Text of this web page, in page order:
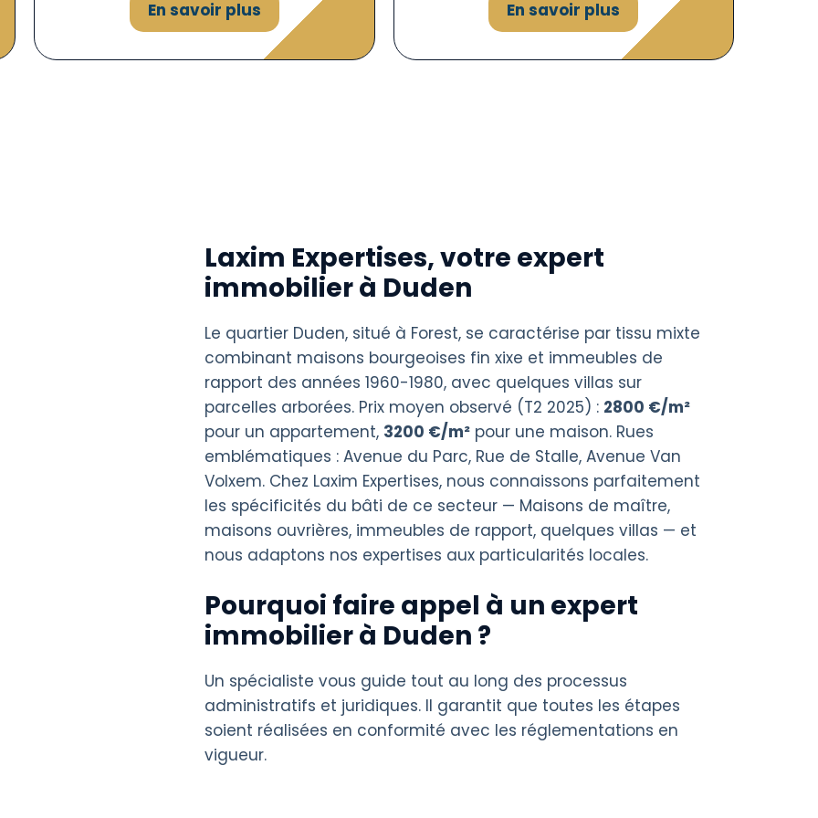
En savoir plus En savoir plus
Laxim Expertises, votre expert
immobilier à Duden
Le quartier Duden, situé à Forest, se caractérise par tissu mixte
combinant maisons bourgeoises fin xixe et immeubles de
rapport des années 1960-1980, avec quelques villas sur
parcelles arborées. Prix moyen observé (T2 2025) : 2800 €/m²
pour un appartement, 3200 €/m² pour une maison. Rues
emblématiques : Avenue du Parc, Rue de Stalle, Avenue Van
Volxem. Chez Laxim Expertises, nous connaissons parfaitement
les spécificités du bâti de ce secteur — Maisons de maître,
maisons ouvrières, immeubles de rapport, quelques villas — et
nous adaptons nos expertises aux particularités locales.
Pourquoi faire appel à un expert
immobilier à Duden ?
Un spécialiste vous guide tout au long des processus
administratifs et juridiques. Il garantit que toutes les étapes
soient réalisées en conformité avec les réglementations en
vigueur.